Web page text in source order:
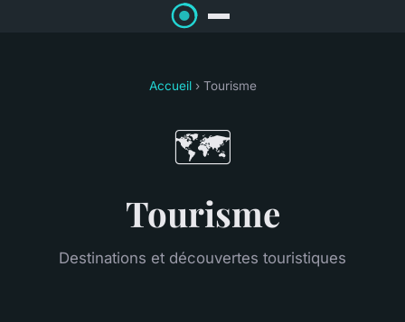
Accueil› Tourisme
🗺️
Tourisme
Destinations et découvertes touristiques